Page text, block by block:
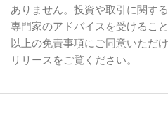
ありません。投資や取引に関す
専門家のアドバイスを受けるこ
以上の免責事項にご同意いただ
リリースをご覧ください。